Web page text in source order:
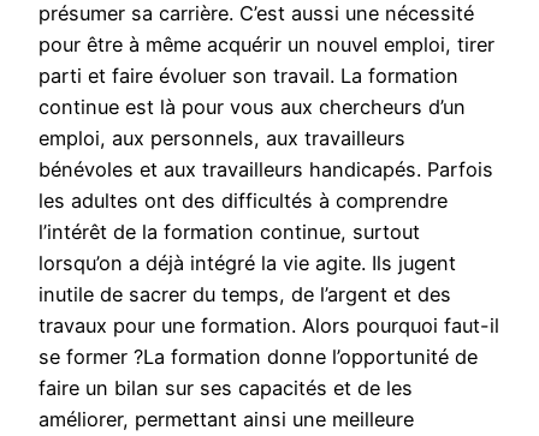
présumer sa carrière. C’est aussi une nécessité
pour être à même acquérir un nouvel emploi, tirer
parti et faire évoluer son travail. La formation
continue est là pour vous aux chercheurs d’un
emploi, aux personnels, aux travailleurs
bénévoles et aux travailleurs handicapés. Parfois
les adultes ont des difficultés à comprendre
l’intérêt de la formation continue, surtout
lorsqu’on a déjà intégré la vie agite. Ils jugent
inutile de sacrer du temps, de l’argent et des
travaux pour une formation. Alors pourquoi faut-il
se former ?La formation donne l’opportunité de
faire un bilan sur ses capacités et de les
améliorer, permettant ainsi une meilleure